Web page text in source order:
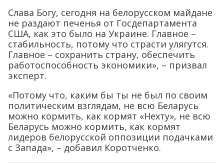
Слава Богу, сегодня на белорусском майдане
не раздают печенья от Госдепартамента
США, как это было на Украине. Главное –
стабильность, потому что страсти улягутся.
Главное – сохранить страну, обеспечить
работоспособность экономики», – призвал
эксперт.
«Потому что, каким бы ты не был по своим
политическим взглядам, не всю Беларусь
можно кормить, как кормят «Нехту», не всю
Беларусь можно кормить, как кормят
лидеров белорусской оппозиции подачками
с Запада», – добавил Коротченко.